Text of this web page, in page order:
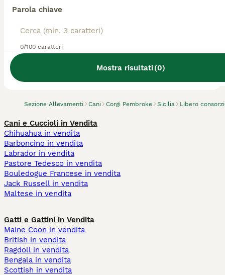
Parola chiave
0/100 caratteri
Mostra risultati(0)
Sezione Allevamenti Cani Corgi Pembroke Sicilia Libero
Abbiamo trovato 0 Allevamento di Corgi
Pembroke, Riesi.
Cani e Cuccioli in Vendita
Chihuahua in vendita
Barboncino in vendita
Labrador in vendita
Pastore Tedesco in vendita
Bouledogue Francese in vendita
Jack Russell in vendita
Maltese in vendita
Gatti e Gattini in Vendita
Maine Coon in vendita
British in vendita
Ragdoll in vendita
Bengala in vendita
Scottish in vendita